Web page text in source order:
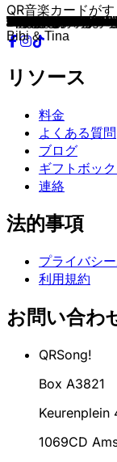
Big Bang
Bibi & Tina
Was würdest du
Wunder
Ihr deutschen
Elf Gewinner
Oh, Pretty Woman
Sweet Caroline
Hit the Road Jack
These Boots Are
Johnny B. Goode
Put Your Head On
Fly Me To The
Splish Splash
Africa
What's Love Got
Born to Be Alive
Can't Take My
You're The One
When the Rain
Smalltown Boy
Maria Magdalena
Living On My Own
Sweet Home
The Scientist
A Sky Full of Stars
Everglow
Nur wegen dir
Tom's Diner
Aufgeregt
Vergangenheit
Sieben Jahre
3 Tage am Meer
Du tust mir nie
Hey Jude
Blood On Blood
It's My Life
Never Say
I'll Be There For
Verrückt
mit mir
Unique
Goldmund
97
Liebe zu dritt
trust
Betäub mich
Verschwendung
Zwei Menschen
Zorn & Liebe
Spring
Zimmer
22 Jahre
Ich will dich
Großstadt
Wenn die Party
Neonlicht
Zu jung
Verlier Dich
Nur Freunde
Mach Platz!
Chaos
Nur bei Dir
Ich baute Dir
Tinnitus
Robin Skit
Weit weg
Alles gut keine
Sara
Diese Nacht
Unsere Bank
Intro
Verrate deine
Pazifik
Fernweh
Analyse
Welcome To The
Don't Cry
Wind of Change
Stand By Me
Break My Stride
Charlie
Have You Ever
Down Under
I Think We're
Man in the Mirror
Don't Worry, Be
September
Believe
SOS
A Kind Of Magic
The Bad Touch
Two Princes
Thank You For
Mambo No.5
You Should Be
Y.M.C.A.
P.Y.T.
Griechischer Wein
Be My Lover
QR音楽カードがす
リソース
料金
よくある質問
ブログ
ギフトボッ
連絡
法的事項
プライバシ
利用規約
お問い合わ
QRSong!
Box A3821
Keurenplein
1069CD